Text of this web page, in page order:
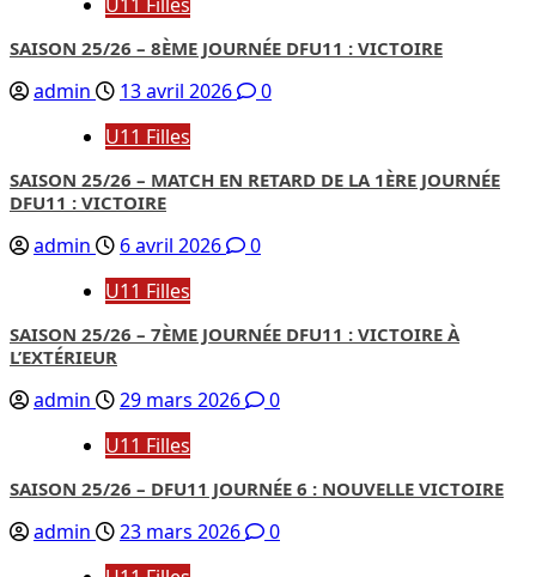
SAISON 25/26 – 8ÈME JOURNÉE DFU11 : VICTOIRE
admin 13 avril 2026
0
U11 Filles
SAISON 25/26 – MATCH EN RETARD DE LA 1ÈRE JOURNÉE
DFU11 : VICTOIRE
admin 6 avril 2026
0
U11 Filles
SAISON 25/26 – 7ÈME JOURNÉE DFU11 : VICTOIRE À
L’EXTÉRIEUR
admin 29 mars 2026
0
U11 Filles
SAISON 25/26 – DFU11 JOURNÉE 6 : NOUVELLE VICTOIRE
admin 23 mars 2026
0